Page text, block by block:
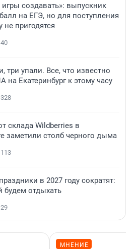
создавать»: выпускник
на ЕГЭ, но для поступления
не пригодятся
40
три упали. Все, что известно
на Екатеринбург к этому часу
328
склада Wildberries в
заметили столб черного дыма
113
в 2027 году сократят:
будем отдыхать
29
МНЕНИЕ